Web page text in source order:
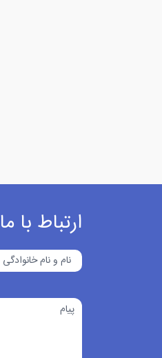
ارتباط با ما